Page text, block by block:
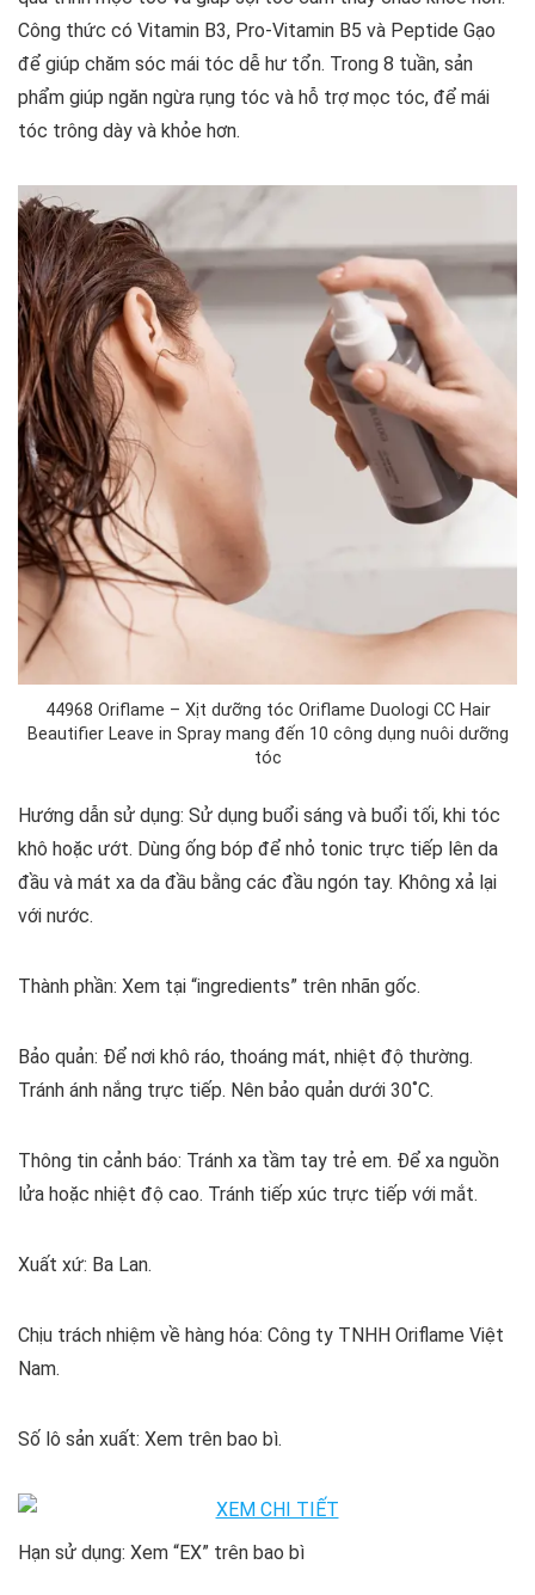
Công thức có Vitamin B3, Pro-Vitamin B5 và Peptide Gạo
để giúp chăm sóc mái tóc dễ hư tổn. Trong 8 tuần, sản
phẩm giúp ngăn ngừa rụng tóc và hỗ trợ mọc tóc, để mái
tóc trông dày và khỏe hơn.
44968 Oriflame – Xịt dưỡng tóc Oriflame Duologi CC Hair
Beautifier Leave in Spray mang đến 10 công dụng nuôi dưỡng
tóc
Hướng dẫn sử dụng: Sử dụng buổi sáng và buổi tối, khi tóc
khô hoặc ướt. Dùng ống bóp để nhỏ tonic trực tiếp lên da
đầu và mát xa da đầu bằng các đầu ngón tay. Không xả lại
với nước.
Thành phần: Xem tại “ingredients” trên nhãn gốc.
Bảo quản: Để nơi khô ráo, thoáng mát, nhiệt độ thường.
Tránh ánh nắng trực tiếp. Nên bảo quản dưới 30˚C.
Thông tin cảnh báo: Tránh xa tầm tay trẻ em. Để xa nguồn
lửa hoặc nhiệt độ cao. Tránh tiếp xúc trực tiếp với mắt.
Xuất xứ: Ba Lan.
Chịu trách nhiệm về hàng hóa: Công ty TNHH Oriflame Việt
Nam.
Số lô sản xuất: Xem trên bao bì.
Hạn sử dụng: Xem “EX” trên bao bì